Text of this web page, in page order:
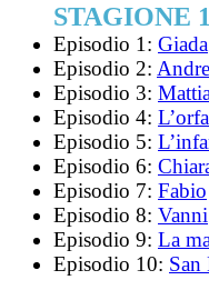
STAGIONE 1
Episodio 1: Giada
Episodio 2:
Episodio 3:
Episodio 4:
Episodio 5:
Episodio 6:
Episodio 7: Fabio
Episodio 8: Vanni
Episodio 9: La
Episodio 10: San